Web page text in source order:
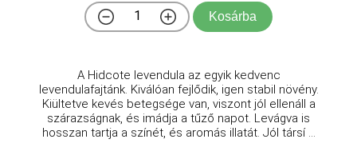
Kosárba
A Hidcote levendula az egyik kedvenc
levendulafajtánk. Kiválóan fejlődik, igen stabil növény.
Kiültetve kevés betegsége van, viszont jól ellenáll a
szárazságnak, és imádja a tűző napot. Levágva is
hosszan tartja a színét, és aromás illatát. Jól társí ...